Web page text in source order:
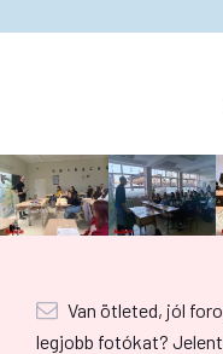
Van ötleted, jól
legjobb fotókat?